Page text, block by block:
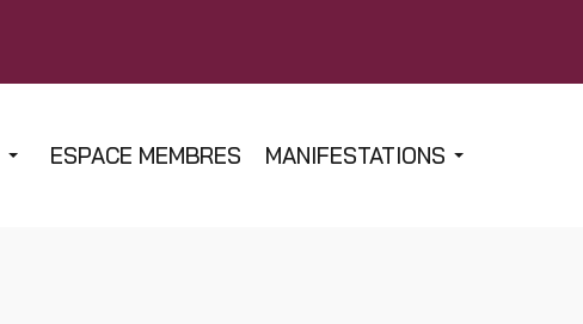
ESPACE MEMBRES MANIFESTATIONS